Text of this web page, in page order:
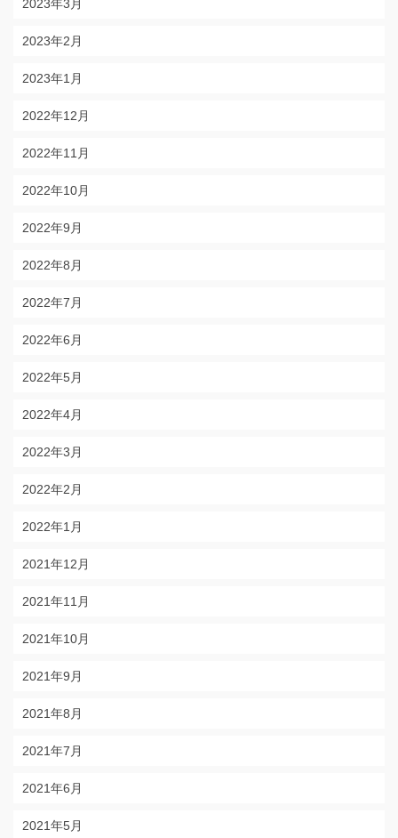
2023年3月
2023年2月
2023年1月
2022年12月
2022年11月
2022年10月
2022年9月
2022年8月
2022年7月
2022年6月
2022年5月
2022年4月
2022年3月
2022年2月
2022年1月
2021年12月
2021年11月
2021年10月
2021年9月
2021年8月
2021年7月
2021年6月
2021年5月